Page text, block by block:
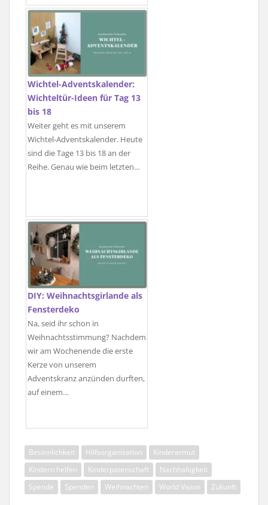
Wichtel-Adventskalender:
Wichteltür-Ideen für Tag 13
bis 18
Weiter geht es mit unserem
Wichtel-Adventskalender. Heute
sind die Tage 13 bis 18 an der
Reihe. Genau wie beim letzten…
DIY: Weihnachtsgirlande als
Fensterdeko
Na, seid ihr schon in
Weihnachtsstimmung? Nachdem
wir am Wochenende die erste
Kerze von unserem
Adventskranz anzünden durften,
auf einem…
Besinnlichkeit Hilfsorganisation
Kinderarmut
Kindern helfen
Kinderpatenschaft
Nachhaltigkeit
Spende
Spenden Weihnachten World Vision Zukunft